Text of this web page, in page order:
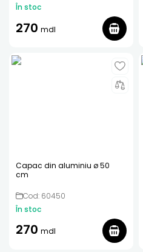
În stoc
270 mdl
Capac din aluminiu ø 50
cm
Cod: 60450
În stoc
270 mdl